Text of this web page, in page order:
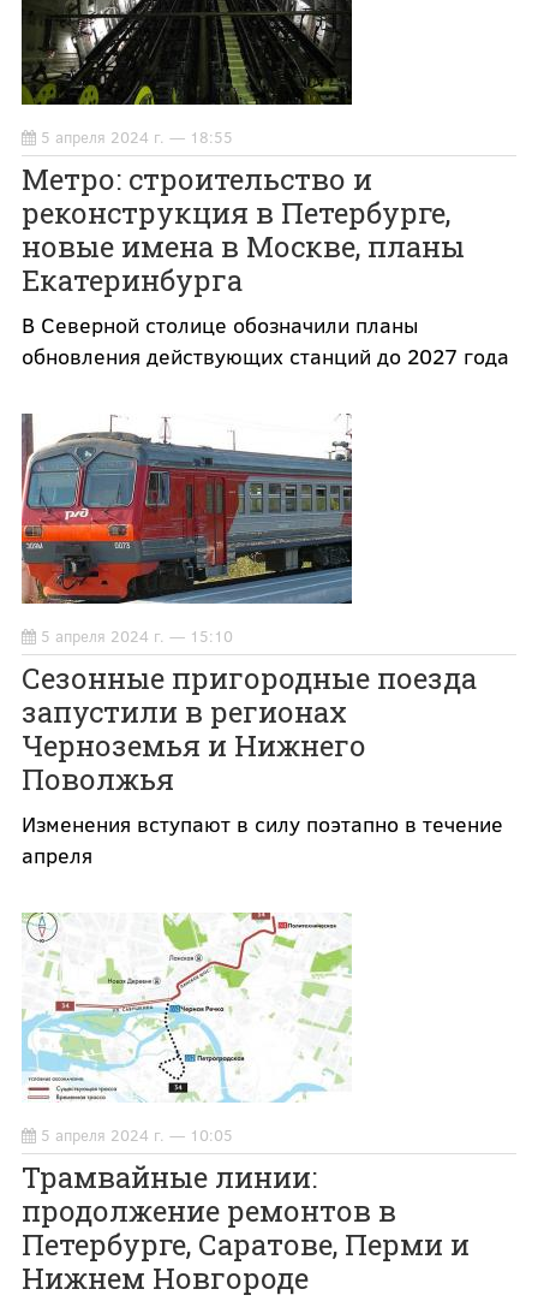
5 апреля 2024 г. — 18:55
Метро: строительство и
реконструкция в Петербурге,
новые имена в Москве, планы
Екатеринбурга
В Северной столице обозначили планы
обновления действующих станций до 2027 года
5 апреля 2024 г. — 15:10
Сезонные пригородные поезда
запустили в регионах
Черноземья и Нижнего
Поволжья
Изменения вступают в силу поэтапно в течение
апреля
5 апреля 2024 г. — 10:05
Трамвайные линии:
продолжение ремонтов в
Петербурге, Саратове, Перми и
Нижнем Новгороде